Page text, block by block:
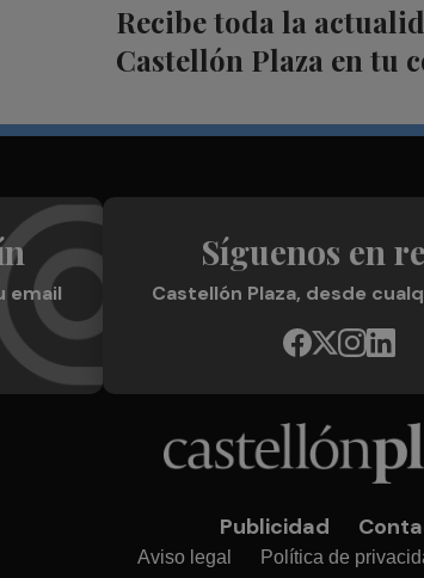
Recibe toda la
Castellón Plaza en tu
email
Síguenos en
Castellón Plaza, desde
Publicidad
Aviso legal Política de